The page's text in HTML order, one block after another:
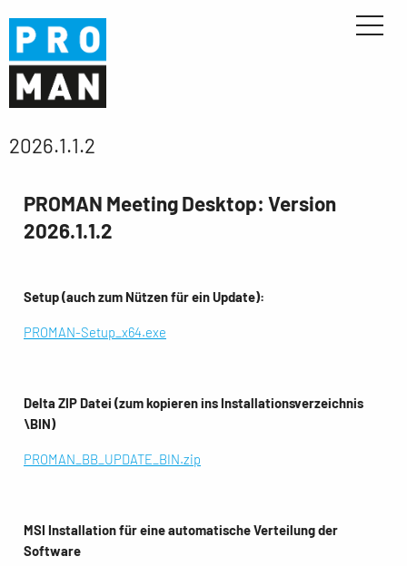
2026.1.1.2
PROMAN Meeting Desktop: Version
2026.1.1.2
Setup (auch zum Nützen für ein Update):
PROMAN-Setup_x64.exe
Delta ZIP Datei (zum kopieren ins Installationsverzeichnis
\BIN)
PROMAN_BB_UPDATE_BIN.zip
MSI Installation für eine automatische Verteilung der
Software